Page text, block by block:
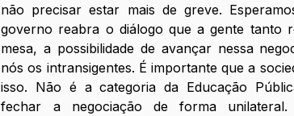
não precisar estar mais de greve.
governo reabra o diálogo que a gente tanto
mesa, a possibilidade de avançar nessa
nós os intransigentes. É importante que a
isso. Não é a categoria da Educação
fechar a negociação de forma